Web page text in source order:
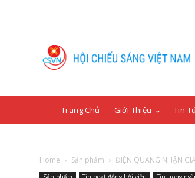
Trang Chủ Giới Thiệu Tin
Home Sản phẩm ĐIỆN QUANG NHẬN